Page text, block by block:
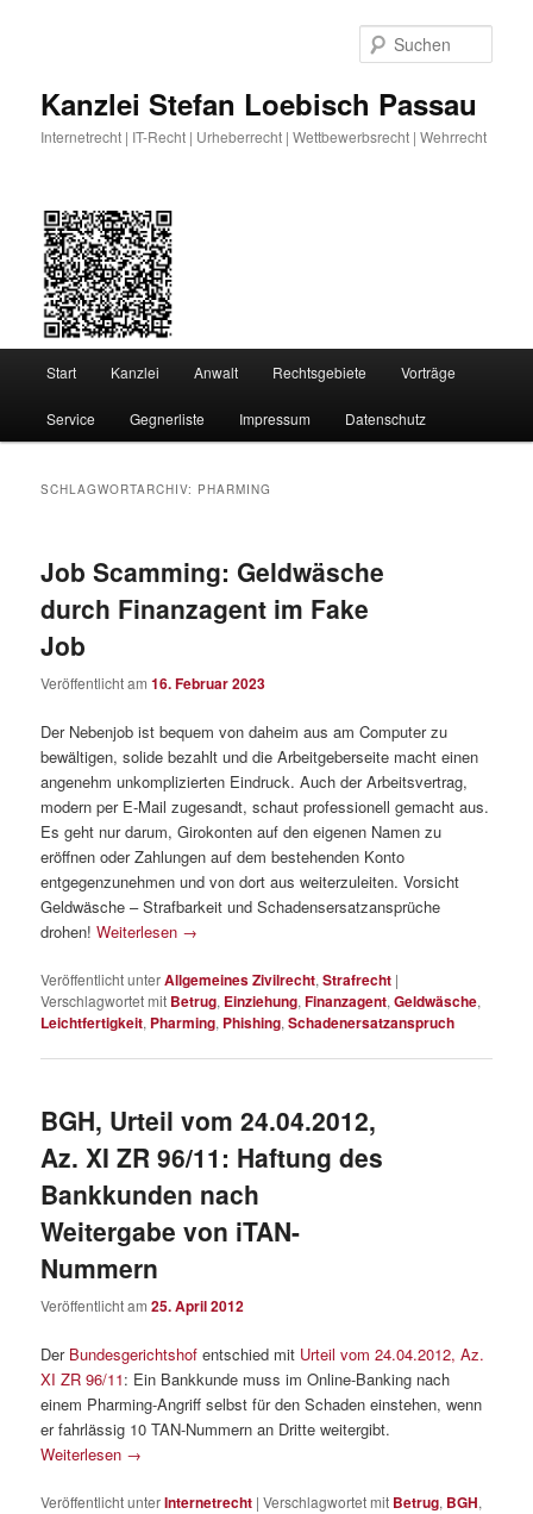
Kanzlei Stefan Loebisch Passau
Internetrecht | IT-Recht | Urheberrecht | Wettbewerbsrecht | Wehrrecht
Start Kanzlei Anwalt Rechtsgebiete Vorträge
Service Gegnerliste Impressum Datenschutz
SCHLAGWORTARCHIV: PHARMING
Job Scamming: Geldwäsche
durch Finanzagent im Fake
Job
Veröffentlicht am16. Februar 2023
Der Nebenjob ist bequem von daheim aus am Computer zu
bewältigen, solide bezahlt und die Arbeitgeberseite macht einen
angenehm unkomplizierten Eindruck. Auch der Arbeitsvertrag,
modern per E-Mail zugesandt, schaut professionell gemacht aus.
Es geht nur darum, Girokonten auf den eigenen Namen zu
eröffnen oder Zahlungen auf dem bestehenden Konto
entgegenzunehmen und von dort aus weiterzuleiten. Vorsicht
Geldwäsche – Strafbarkeit und Schadensersatzansprüche
drohen!Weiterlesen →
Veröffentlicht unterAllgemeines Zivilrecht,Strafrecht |
Verschlagwortet mit Betrug, Einziehung,Finanzagent,Geldwäsche,
Leichtfertigkeit, Pharming, Phishing,Schadenersatzanspruch
BGH, Urteil vom 24.04.2012,
Az. XI ZR 96/11: Haftung des
Bankkunden nach
Weitergabe von iTAN-
Nummern
Veröffentlicht am25. April 2012
Der Bundesgerichtshofentschied mit Urteil vom 24.04.2012, Az.
XI ZR 96/11: Ein Bankkunde muss im Online-Banking nach
einem Pharming-Angriff selbst für den Schaden einstehen, wenn
er fahrlässig 10 TAN-Nummern an Dritte weitergibt.
Weiterlesen →
Veröffentlicht unterInternetrecht |Verschlagwortet mit Betrug, BGH,